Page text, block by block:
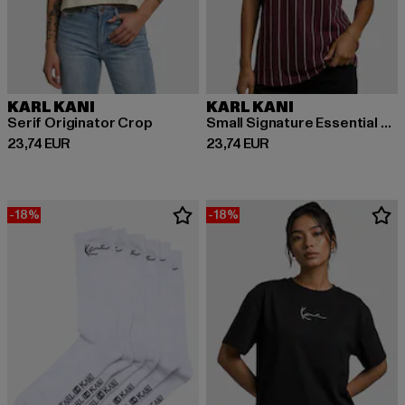
KARL KANI
Serif Originator Crop
23,74 EUR
Derzeitiger Preis: 23,74 EUR
KARL KANI
Small Signature Essential Pinstripe OS
23,74 EUR
Derzeitiger Preis: 23,74 EUR
-18% -18%